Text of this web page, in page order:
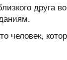
друга
человек,